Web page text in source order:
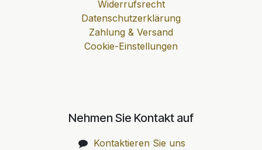
Widerrufsrecht
Datenschutzerklärung
Zahlung & Versand
Cookie-Einstellungen
Nehmen Sie Kontakt auf
Kontaktieren Sie uns